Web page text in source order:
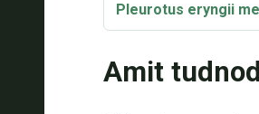
Pleurotus eryngii
Amit